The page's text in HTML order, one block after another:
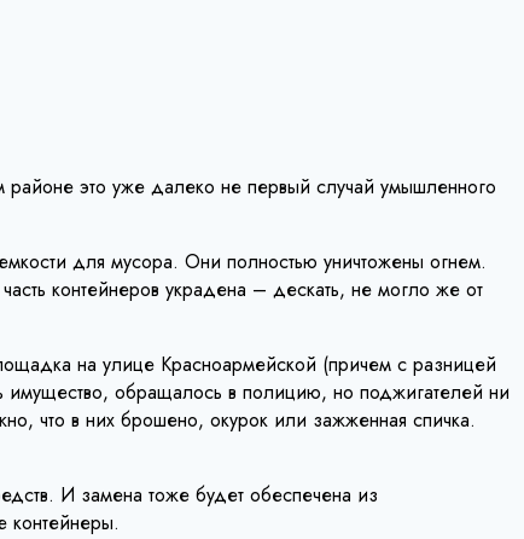
это уже далеко не первый случай умышленного
для мусора. Они полностью уничтожены огнем.
контейнеров украдена – дескать, не могло же от
на улице Красноармейской (причем с разницей
имущество, обращалось в полицию, но поджигателей ни
что в них брошено, окурок или зажженная спичка.
И замена тоже будет обеспечена из
контейнеры.